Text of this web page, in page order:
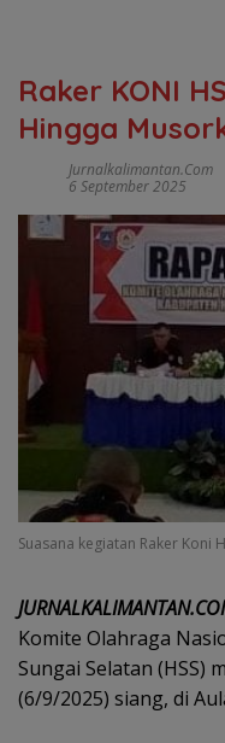
Raker KONI
Hingga
Jurnalkalimantan.com
6 September 2025
Suasana kegiatan Raker Koni
Komite Olahraga
Sungai Selatan (HSS)
(6/9/2025) siang, di